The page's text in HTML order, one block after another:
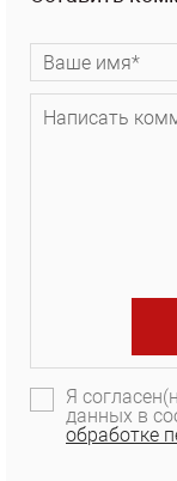
Я
данных в
обработке